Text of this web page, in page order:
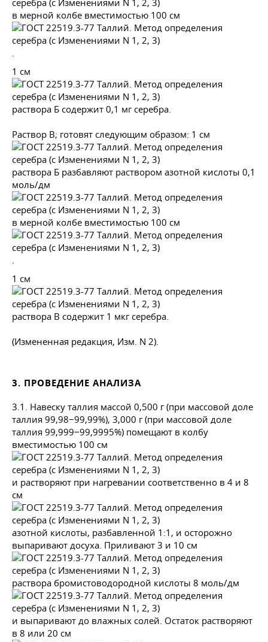
в мерной колбе вместимостью 100 см
.
1 см
раствора Б содержит 0,1 мг серебра.
Раствор В; готовят следующим образом: 1 см
раствора Б разбавляют раствором азотной кислоты 0,1
моль/дм
в мерной колбе вместимостью 100 см
.
1 см
раствора В содержит 1 мкг серебра.
(Измененная редакция, Изм. N 2).
3. ПРОВЕДЕНИЕ АНАЛИЗА
3.1. Навеску таллия массой 0,500 г (при массовой доле
таллия 99,98−99,99%), 3,000 г (при массовой доле
таллия 99,999−99,9995%) помещают в колбу
вместимостью 100 см
и растворяют при нагревании соответственно в 4 и 8
см
азотной кислоты, разбавленной 1:1, и осторожно
выпаривают досуха. Приливают 3 и 10 см
раствора бромистоводородной кислоты 8 моль/дм
и выпаривают до влажных солей. Остаток растворяют
в 8 или 20 см